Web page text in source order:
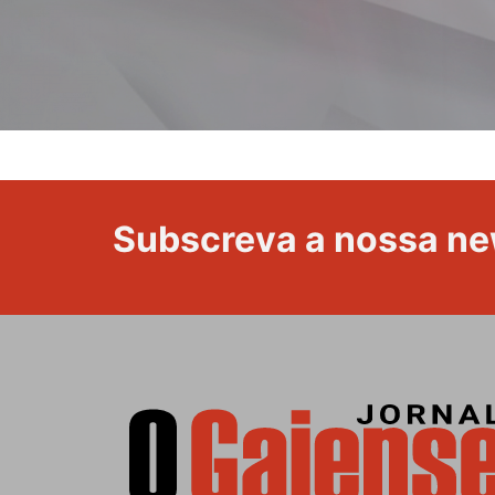
Subscreva a nossa